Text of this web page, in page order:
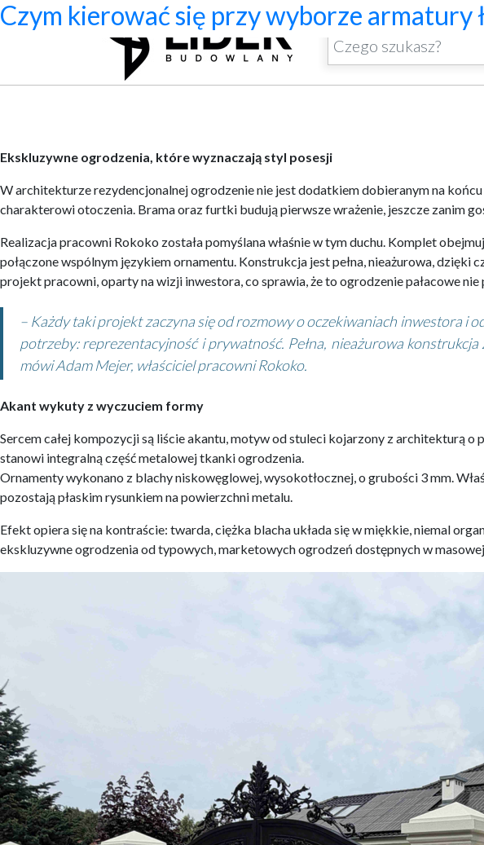
Ekskluzywne ogrodzenia z pałacowym
Ekskluzywne ogrodzenia, które wyznaczają styl posesji
W architekturze rezydencjonalnej ogrodzenie nie jest dodatkiem dobieranym na
charakterowi otoczenia. Brama oraz furtki budują pierwsze wrażenie, jeszcze zanim
Realizacja pracowni Rokoko została pomyślana właśnie w tym duchu. Komplet
połączone wspólnym językiem ornamentu. Konstrukcja jest pełna, nieażurowa,
projekt pracowni, oparty na wizji inwestora, co sprawia, że to ogrodzenie pałacowe
– Każdy taki projekt zaczyna się od rozmowy o oczekiwaniach inwestora i
potrzeby: reprezentacyjność i prywatność. Pełna, nieażurowa
mówi Adam Mejer, właściciel pracowni Rokoko.
Akant wykuty z wyczuciem formy
Sercem całej kompozycji są liście akantu, motyw od stuleci kojarzony z architekturą
stanowi integralną część metalowej tkanki ogrodzenia.
Ornamenty wykonano z blachy niskowęglowej, wysokotłocznej, o grubości 3 mm.
pozostają płaskim rysunkiem na powierzchni metalu.
Efekt opiera się na kontraście: twarda, ciężka blacha układa się w miękkie, niemal
ekskluzywne ogrodzenia od typowych, marketowych ogrodzeń dostępnych w
Program do projektowania wentylacji
Jak zaprojektować ścianę telewizyjną,
Systemy zamocowań dachów płaskich i
Dom z prefabrykatów opinie – co
Nowoczesne bramy przesuwne:
Jak dobrać maskownicę karnisza?
Licznik Geigera w kontroli materiałów
Jak ograniczyć ryzyko przestojów przy
Czym kierować się przy wyborze armatury